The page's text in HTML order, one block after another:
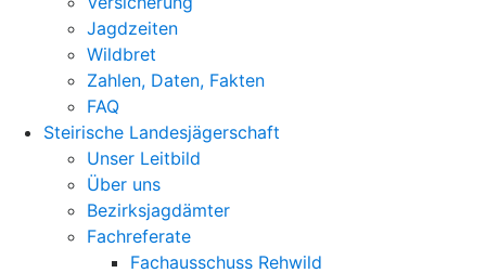
Jagdzeiten
Wildbret
Zahlen, Daten, Fakten
FAQ
Steirische Landesjägerschaft
Unser Leitbild
Über uns
Bezirksjagdämter
Fachreferate
Fachausschuss Rehwild